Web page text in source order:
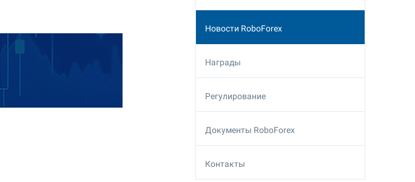
Новости RoboForex
Награды
Регулирование
Документы RoboForex
Контакты